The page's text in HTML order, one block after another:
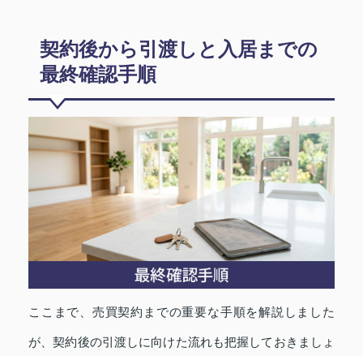
契約後から引渡しと入居までの
最終確認手順
ここまで、売買契約までの重要な手順を解説しました
が、契約後の引渡しに向けた流れも把握しておきましょ